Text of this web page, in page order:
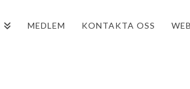
MEDLEM KONTAKTA OSS